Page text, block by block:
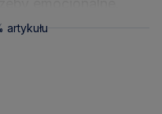
artykułu